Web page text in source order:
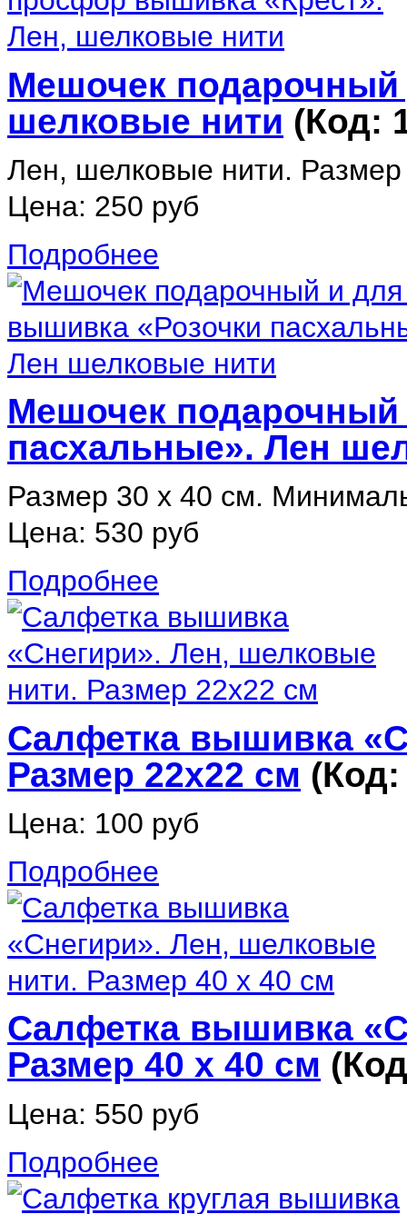
Мешочек
шелковые нити (Код:
Лен, шелковые нити.
Цена: 250 руб
Подробнее
Мешочек подарочный
пасхальные». Лен
Размер 30 х 40 см.
Цена: 530 руб
Подробнее
Салфетка вышивка
Размер 22х22 см
Цена: 100 руб
Подробнее
Салфетка вышивка
Размер 40 х 40 см
Цена: 550 руб
Подробнее